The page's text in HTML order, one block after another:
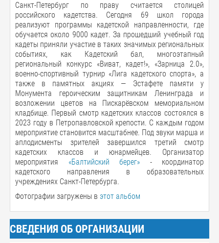
Санкт-Петербург по праву считается столицей
российского кадетства. Сегодня 69 школ города
реализуют программы кадетской направленности, где
обучается около 9000 кадет. За прошедший учебный год
кадеты приняли участие в таких значимых региональных
событиях, как Кадетский бал, многоэтапный
региональный конкурс «Виват, кадет!», «Зарница 2.0»,
военно-спортивный турнир «Лига кадетского спорта», а
также в памятных акциях — Эстафете памяти у
Монумента героическим защитникам Ленинграда и
возложении цветов на Пискарёвском мемориальном
кладбище. Первый смотр кадетских классов состоялся в
2023 году в Петропавловской крепости. С каждым годом
мероприятие становится масштабнее. Под звуки марша и
аплодисменты зрителей завершился третий смотр
кадетских классов и юнармейцев. Организатор
мероприятия «Балтийский берег» - координатор
кадетского направления в образовательных
учреждениях Санкт-Петербурга.
Фотографии загружены в этот альбом
СВЕДЕНИЯ ОБ ОРГАНИЗАЦИИ